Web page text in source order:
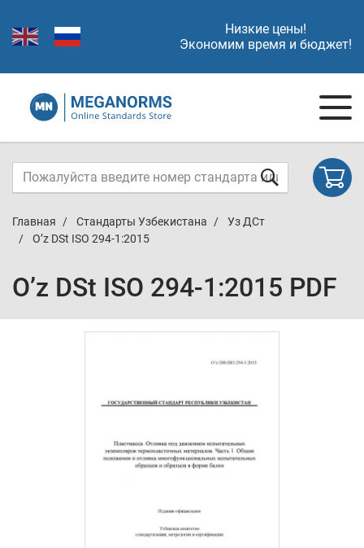
Низкие цены!
Экономим время и бюджет!
Главная Стандарты Узбекистана
Уз ДСт
O’z DSt ISO 294-1:2015
O’z DSt ISO 294-1:2015 PDF